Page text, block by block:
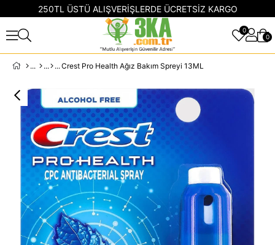
250TL ÜSTÜ ALIŞVERİŞLERDE ÜCRETSİZ KARGO
0
0
Crest Pro Health Ağız Bakım Spreyi 13ML